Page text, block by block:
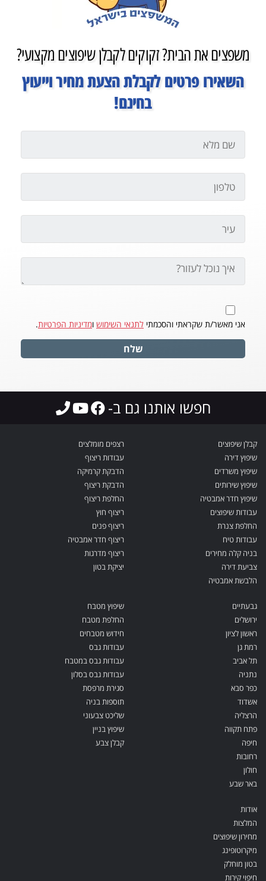
משפצים את הבית? זקוקים לקבלן שיפוצים מקצועי?
השאירו פרטים לקבלת הצעת מחיר וייעוץ
בחינם!
אני מאשר/ת שקראתי והסכמתי לתנאי השימוש ומדיניות הפרטיות.
שלח
חפשו אותנו גם ב-
קבלן שיפוצים
שיפוץ דירה
שיפוץ משרדים
שיפוץ שירותים
שיפוץ חדר אמבטיה
עבודות שיפוצים
החלפת צנרת
עבודות טיח
בניה קלה מחירים
צביעת דירה
הלבשת אמבטיה
רצפים מומלצים
עבודות ריצוף
הדבקת קרמיקה
הדבקת ריצוף
החלפת ריצוף
ריצוף חוץ
ריצוף פנים
ריצוף חדר אמבטיה
ריצוף מדרגות
יציקת בטון
גבעתיים
ירושלים
ראשון לציון
רמת גן
תל אביב
נתניה
כפר סבא
אשדוד
הרצליה
פתח תקווה
חיפה
רחובות
חולון
באר שבע
שיפוץ מטבח
החלפת מטבח
חידוש מטבחים
עבודות גבס
עבודות גבס במטבח
עבודות גבס בסלון
סגירת מרפסת
תוספות בניה
שליכט צבעוני
שיפוץ בניין
קבלן צבע
אודות
המלצות
מחירון שיפוצים
מיקרוטופינג
בטון מוחלק
חיפוי קירות